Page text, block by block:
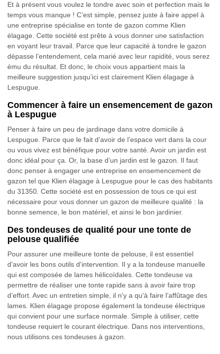
Et à présent vous voulez le tondre avec soin et perfection mais le
temps vous manque ! C’est simple, pensez juste à faire appel à
une entreprise spécialise en tonte de gazon comme Klien
élagage. Cette société est prête à vous donner une satisfaction
en voyant leur travail. Parce que leur capacité à tondre le gazon
dépasse l’entendement, cela marié avec leur rapidité, vous serez
ému du résultat. Et donc, le choix vous appartient mais la
meilleure suggestion jusqu’ici est clairement Klien élagage à
Lespugue.
Commencer à faire un ensemencement de gazon
à Lespugue
Penser à faire un peu de jardinage dans votre domicile à
Lespugue. Parce que le fait d’avoir de l’espace vert dans la cour
ou vous vivez est bénéfique pour votre santé. Avoir un jardin est
donc idéal pour ça. Or, la base d’un jardin est le gazon. Il faut
donc penser à engager une entreprise en ensemencement de
gazon tel que Klien élagage à Lespugue pour le cas des habitants
du 31350. Cette société est en possession de tous ce qui est
nécessaire pour vous donner un gazon de meilleure qualité : la
bonne semence, le bon matériel, et ainsi le bon jardinier.
Des tondeuses de qualité pour une tonte de
pelouse qualifiée
Pour assurer une meilleure tonte de pelouse, il est essentiel
d'avoir les bons outils d'intervention. Il y a la tondeuse manuelle
qui est composée de lames hélicoïdales. Cette tondeuse va
permettre de réaliser une tonte rapide sans à avoir faire trop
d’effort. Avec un entretien simple, il n'y a qu'à faire l’affûtage des
lames. Klien élagage propose également la tondeuse électrique
qui convient pour une surface normale. Simple à utiliser, cette
tondeuse requiert le courant électrique. Dans nos interventions,
nous utilisons ces tondeuses à gazon.